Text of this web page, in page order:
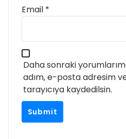
Email *
Daha sonraki
adım, e-posta adresim
tarayıcıya kaydedilsin.